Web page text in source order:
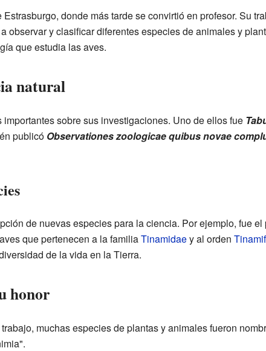
donde más tarde se convirtió en profesor. Su
observar y clasificar diferentes especies de animales y
que estudia las aves.
natural
sobre sus investigaciones. Uno de ellos fue
publicó Observationes zoologicae quibus novae
de nuevas especies para la ciencia. Por ejemplo, fue
que pertenecen a la familiaTinamidaey al orden
de la vida en la Tierra.
honor
muchas especies de plantas y animales fueron